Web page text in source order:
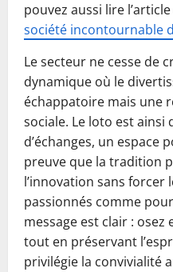
pouvez aussi lire
société incontournable
Le secteur ne cesse de
dynamique où le
échappatoire mais une
sociale. Le loto est ainsi
d’échanges, un espace
preuve que la tradition
l’innovation sans forcer
passionnés comme
message est clair :
tout en préservant
privilégie la convivialité